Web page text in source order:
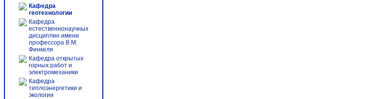
Кафедра
геотехнологии
Кафедра
естественнонаучных
дисциплин имени
профессора В.М.
Финкеля
Кафедра открытых
горных работ и
электромеханики
Кафедра
теплоэнергетики и
экологии